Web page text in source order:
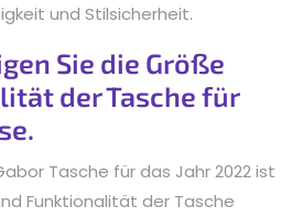
und Stilsicherheit.
Sie die Größe
der Tasche für
Tasche für das Jahr 2022 ist
Funktionalität der Tasche